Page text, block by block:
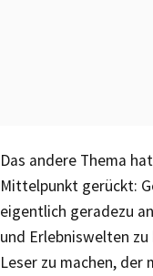
Das andere Thema
Mittelpunkt gerückt:
eigentlich geradezu
und Erlebniswelten
Leser zu machen,